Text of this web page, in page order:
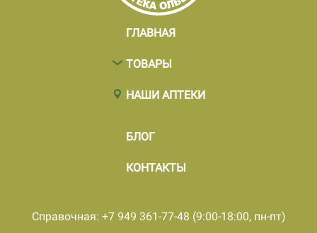
ГЛАВНАЯ
ТОВАРЫ
НАШИ АПТЕКИ
БЛОГ
КОНТАКТЫ
Справочная: +7 949 361-77-48 (9:00-18:00, пн-пт)